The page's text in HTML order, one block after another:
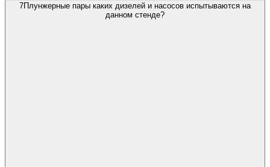
7Плунжерные пары каких дизелей и насосов испытываются на
данном стенде?